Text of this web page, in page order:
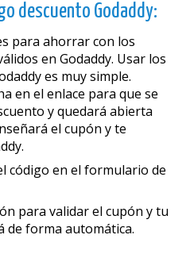
descuento Godaddy:
para ahorrar con los
en Godaddy. Usar los
es muy simple.
en el enlace para que se
y quedará abierta
el cupón y te
código en el formulario de
para validar el cupón y tu
de forma automática.